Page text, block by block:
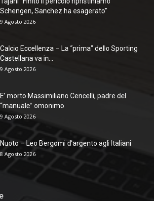
Schengen, Sanchez ha esagerato”
9 Agosto 2026
Calcio Eccellenza – La “prima” dello Sporting
Castellana va in...
9 Agosto 2026
E’ morto Massimiliano Cencelli, padre del
“manuale” omonimo
9 Agosto 2026
Nuoto – Leo Bergomi d’argento agli Italiani
8 Agosto 2026